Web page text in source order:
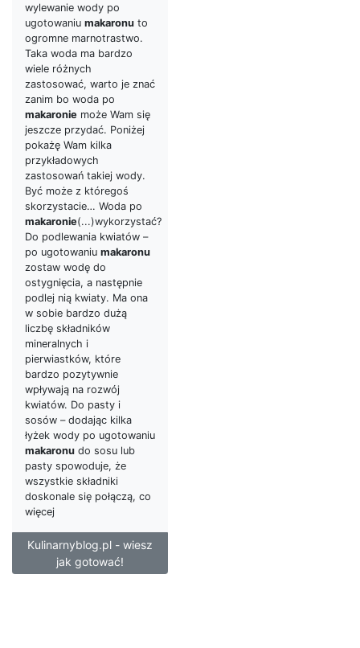
wylewanie wody po
ugotowaniu makaronu to
ogromne marnotrastwo.
Taka woda ma bardzo
wiele różnych
zastosować, warto je znać
zanim bo woda po
makaronie może Wam się
jeszcze przydać. Poniżej
pokażę Wam kilka
przykładowych
zastosowań takiej wody.
Być może z któregoś
skorzystacie… Woda po
makaronie(...)wykorzystać?
Do podlewania kwiatów –
po ugotowaniu makaronu
zostaw wodę do
ostygnięcia, a następnie
podlej nią kwiaty. Ma ona
w sobie bardzo dużą
liczbę składników
mineralnych i
pierwiastków, które
bardzo pozytywnie
wpływają na rozwój
kwiatów. Do pasty i
sosów – dodając kilka
łyżek wody po ugotowaniu
makaronu do sosu lub
pasty spowoduje, że
wszystkie składniki
doskonale się połączą, co
więcej
Kulinarnyblog.pl - wiesz
jak gotować!